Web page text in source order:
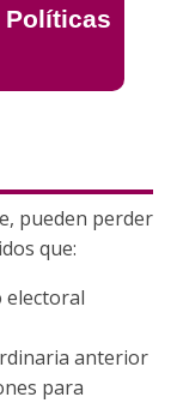
Políticas
pueden perder
que:
electoral
anterior
para